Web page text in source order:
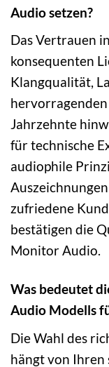
Audio setzen?
Das Vertrauen
konsequenten
Klangqualität,
Jahrzehnte
für technische
audiophile
zufriedene
bestätigen die
Monitor Audio.
Was bedeutet
Audio Modells
Die Wahl des
hängt von Ihren